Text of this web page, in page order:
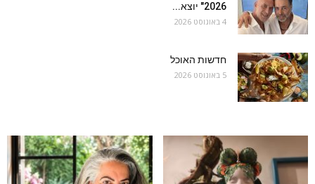
2026" יוצא...
4 באוגוסט 2026
חדשות האוכל
5 באוגוסט 2026